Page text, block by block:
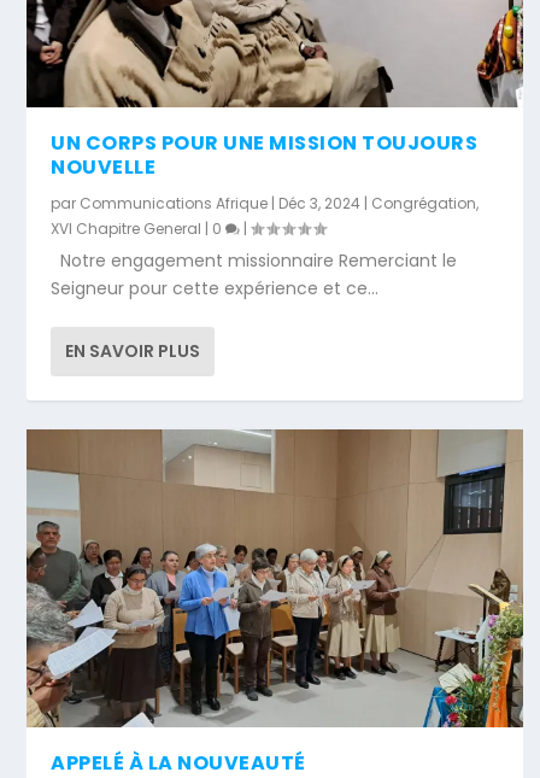
UN CORPS POUR UNE MISSION TOUJOURS
NOUVELLE
par Communications Afrique | Déc 3, 2024 | Congrégation,
XVI Chapitre General | 0 |
Notre engagement missionnaire Remerciant le
Seigneur pour cette expérience et ce...
EN SAVOIR PLUS
APPELÉ À LA NOUVEAUTÉ